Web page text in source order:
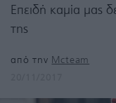
Επειδή καμία μας
της
από την Mcteam